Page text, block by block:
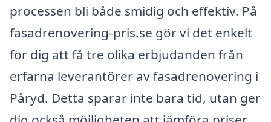
processen bli både smidig och effektiv. På
fasadrenovering-pris.se gör vi det enkelt
för dig att få tre olika erbjudanden från
erfarna leverantörer av fasadrenovering i
Påryd. Detta sparar inte bara tid, utan ger